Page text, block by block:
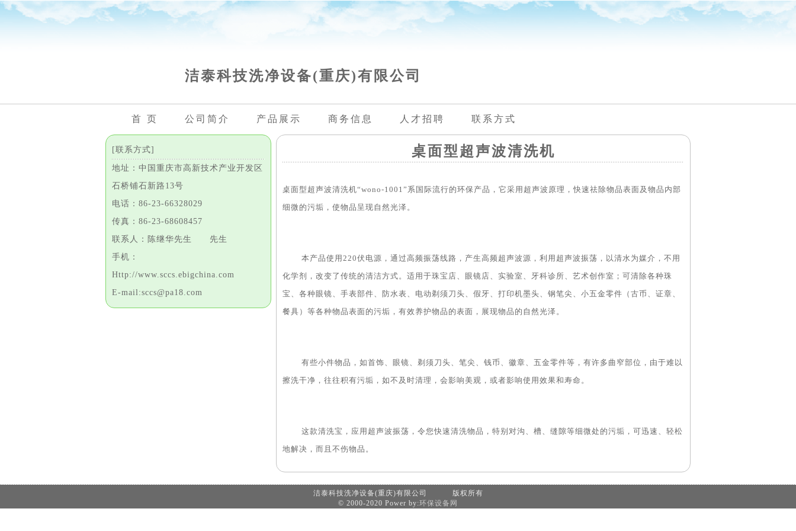
洁泰科技洗净设备(重庆)有限公司
首 页 公司简介 产品展示 商务信息 人才招聘 联系方式
[联系方式]
地址：中国重庆市高新技术产业开发区
石桥铺石新路13号
电话：86-23-66328029
传真：86-23-68608457
联系人：陈继华先生 先生
手机：
Http://www.sccs.ebigchina.com
E-mail:sccs@pa18.com
桌面型超声波清洗机
桌面型超声波清洗机“wono-1001”系国际流行的环保产品，它采用超声波原理，快速祛除物品表面及物品内部
细微的污垢，使物品呈现自然光泽。
本产品使用220伏电源，通过高频振荡线路，产生高频超声波源，利用超声波振荡，以清水为媒介，不用
化学剂，改变了传统的清洁方式。适用于珠宝店、眼镜店、实验室、牙科诊所、艺术创作室；可清除各种珠
宝、各种眼镜、手表部件、防水表、电动剃须刀头、假牙、打印机墨头、钢笔尖、小五金零件（古币、证章、
餐具）等各种物品表面的污垢，有效养护物品的表面，展现物品的自然光泽。
有些小件物品，如首饰、眼镜、剃须刀头、笔尖、钱币、徽章、五金零件等，有许多曲窄部位，由于难以
擦洗干净，往往积有污垢，如不及时清理，会影响美观，或者影响使用效果和寿命。
这款清洗宝，应用超声波振荡，令您快速清洗物品，特别对沟、槽、缝隙等细微处的污垢，可迅速、轻松
地解决，而且不伤物品。
洁泰科技洗净设备(重庆)有限公司 版权所有
© 2000-2020 Power by:环保设备网